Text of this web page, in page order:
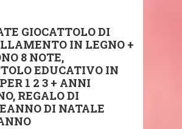
GIOCATTOLO DI
IN LEGNO +
8 NOTE,
EDUCATIVO IN
1 2 3 + ANNI
REGALO DI
DI NATALE